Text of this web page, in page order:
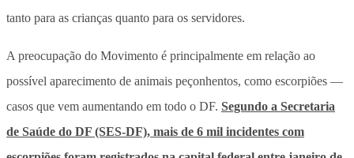
tanto para as crianças quanto para os servidores.
A preocupação do Movimento é principalmente em relação ao
possível aparecimento de animais peçonhentos, como escorpiões —
casos que vem aumentando em todo o DF. Segundo a Secretaria
de Saúde do DF (SES-DF), mais de 6 mil incidentes com